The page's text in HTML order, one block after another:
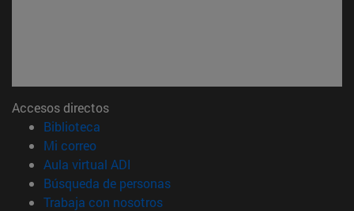
Accesos directos
Biblioteca
Mi correo(abre en nueva ventana)
Aula virtual ADI
Búsqueda de personas(abre en nueva ventana)
Trabaja con nosotros(abre en nueva ventana)